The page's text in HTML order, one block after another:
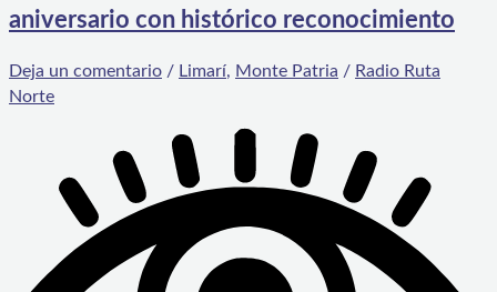
aniversario con histórico reconocimiento
Deja un comentario / Limarí, Monte Patria / Radio Ruta
Norte